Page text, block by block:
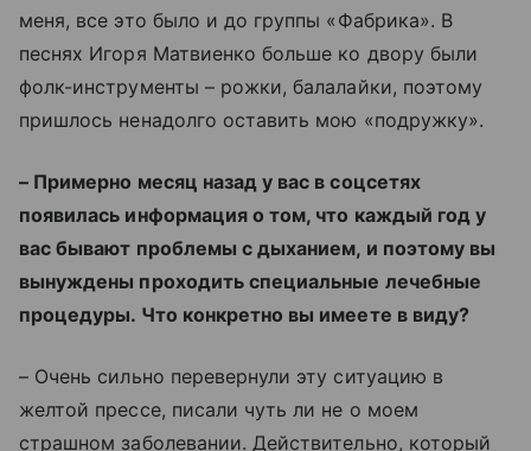
меня, все это было и до группы «Фабрика». В
песнях Игоря Матвиенко больше ко двору были
фолк-инструменты – рожки, балалайки, поэтому
пришлось ненадолго оставить мою «подружку».
– Примерно месяц назад у вас в соцсетях
появилась информация о том, что каждый год у
вас бывают проблемы с дыханием, и поэтому вы
вынуждены проходить специальные лечебные
процедуры. Что конкретно вы имеете в виду?
– Очень сильно перевернули эту ситуацию в
желтой прессе, писали чуть ли не о моем
страшном заболевании. Действительно, который